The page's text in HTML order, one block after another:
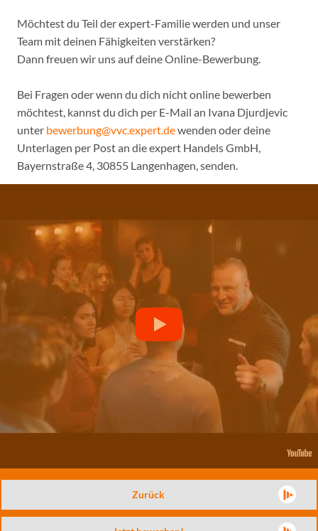
Möchtest du Teil der expert-Familie werden und unser
Team mit deinen Fähigkeiten verstärken?
Dann freuen wir uns auf deine Online-Bewerbung.
Bei Fragen oder wenn du dich nicht online bewerben
möchtest, kannst du dich per E-Mail an Ivana Djurdjevic
unter bewerbung@vvc.expert.dewenden oder deine
Unterlagen per Post an die expert Handels GmbH,
Bayernstraße 4, 30855 Langenhagen, senden.
Zurück